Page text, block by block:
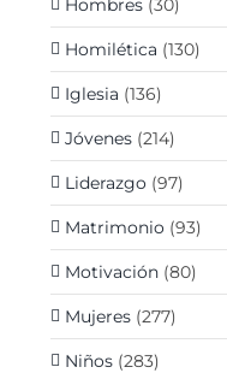
Homilética (130)
Iglesia (136)
Jóvenes (214)
Liderazgo (97)
Matrimonio (93)
Motivación (80)
Mujeres (277)
Niños (283)